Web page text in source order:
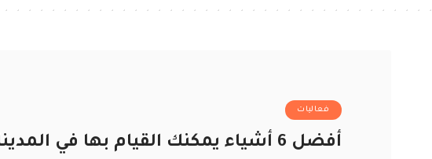
فعاليات
أفضل 6 أشياء يمكنك القيام بها في المدينة المنورة